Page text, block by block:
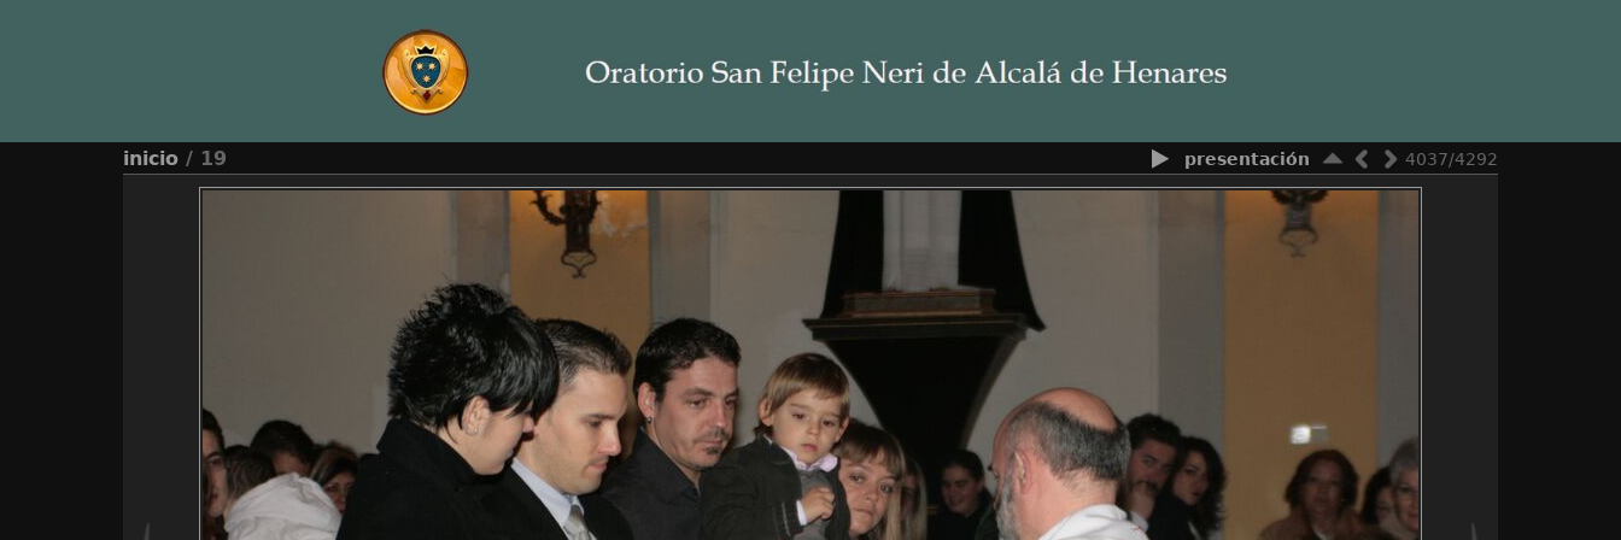
4037/4292
presentación
inicio / 19